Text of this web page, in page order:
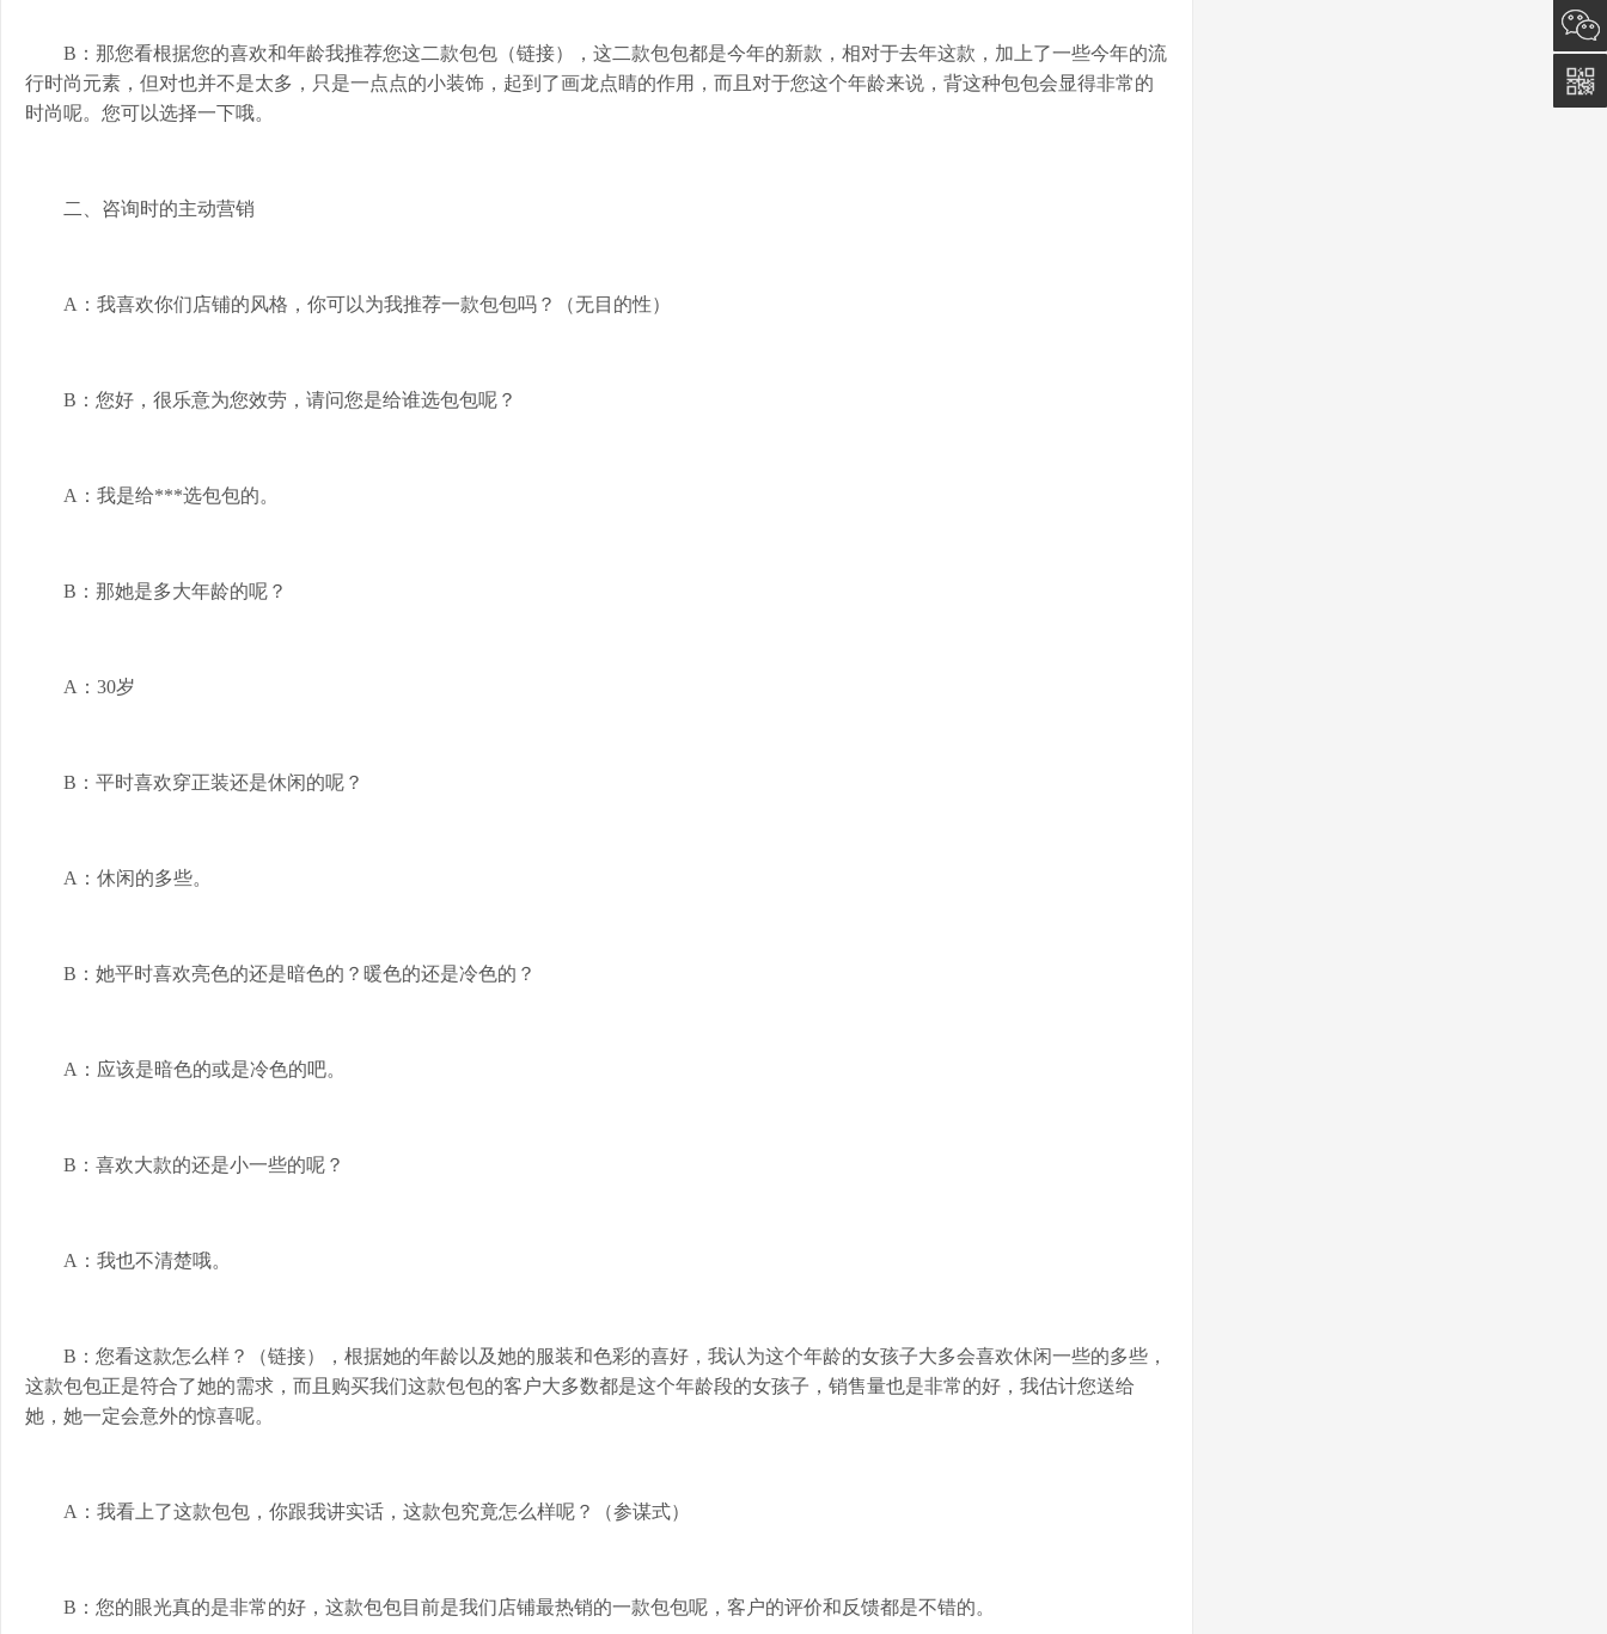
B：那您看根据您的喜欢和年龄我推荐您这二款包包（链接），这二款包包都是今年的新款，相对于去年这款，加上了一些今年的流
行时尚元素，但对也并不是太多，只是一点点的小装饰，起到了画龙点睛的作用，而且对于您这个年龄来说，背这种包包会显得非常的
时尚呢。您可以选择一下哦。
二、咨询时的主动营销
A：我喜欢你们店铺的风格，你可以为我推荐一款包包吗？（无目的性）
B：您好，很乐意为您效劳，请问您是给谁选包包呢？
A：我是给***选包包的。
B：那她是多大年龄的呢？
A：30岁
B：平时喜欢穿正装还是休闲的呢？
A：休闲的多些。
B：她平时喜欢亮色的还是暗色的？暖色的还是冷色的？
A：应该是暗色的或是冷色的吧。
B：喜欢大款的还是小一些的呢？
A：我也不清楚哦。
B：您看这款怎么样？（链接），根据她的年龄以及她的服装和色彩的喜好，我认为这个年龄的女孩子大多会喜欢休闲一些的多些，
这款包包正是符合了她的需求，而且购买我们这款包包的客户大多数都是这个年龄段的女孩子，销售量也是非常的好，我估计您送给
她，她一定会意外的惊喜呢。
A：我看上了这款包包，你跟我讲实话，这款包究竟怎么样呢？（参谋式）
B：您的眼光真的是非常的好，这款包包目前是我们店铺最热销的一款包包呢，客户的评价和反馈都是不错的。
询
0512-
5011